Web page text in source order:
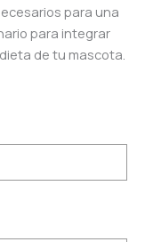
para una
para integrar
de tu mascota.